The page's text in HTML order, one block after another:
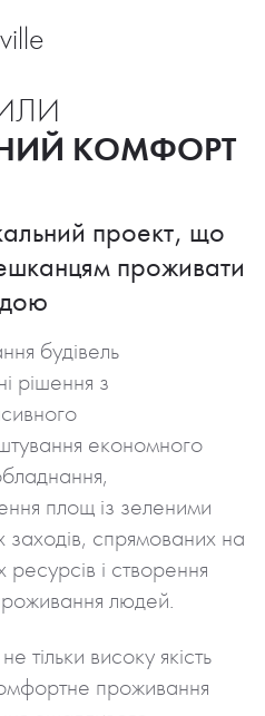
КОМФОРТ
проект, що
проживати
будівель
рішення з
економного
площ із зеленими
спрямованих на
і створення
людей.
тільки високу якість
проживання